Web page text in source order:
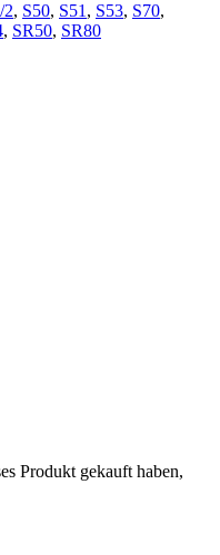
2, S50, S51 , S53, S70,
, SR50, SR80
Produkt gekauft haben,